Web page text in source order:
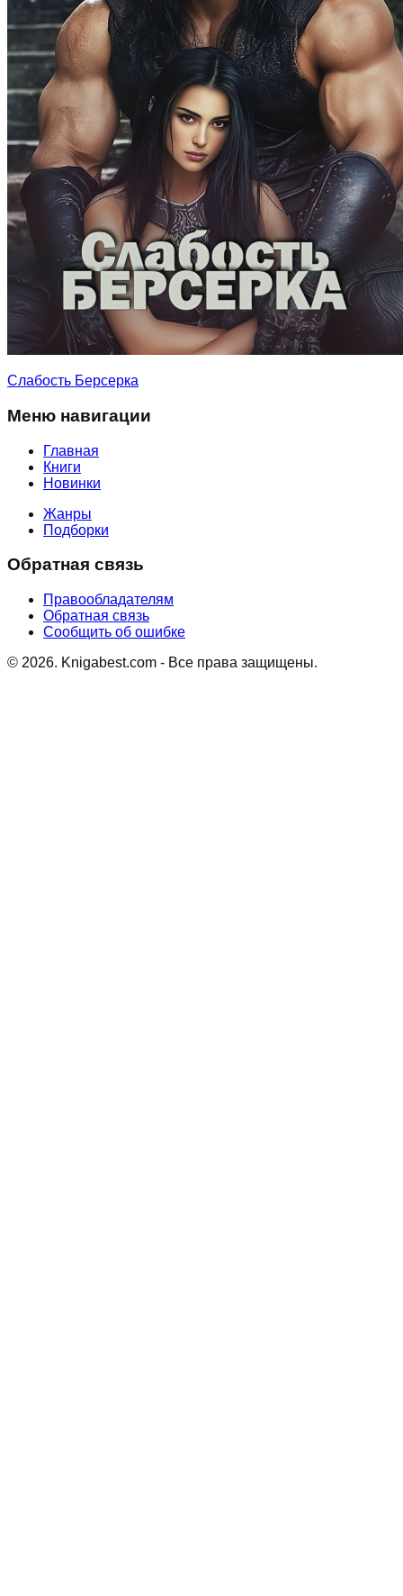
Слабость Берсерка
Меню навигации
Главная
Книги
Новинки
Жанры
Подборки
Обратная связь
Правообладателям
Обратная связь
Сообщить об ошибке
© 2026. Knigabest.com - Все права защищены.